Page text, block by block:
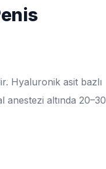
Hyaluronik asit bazlı
anestezi altında 20–30